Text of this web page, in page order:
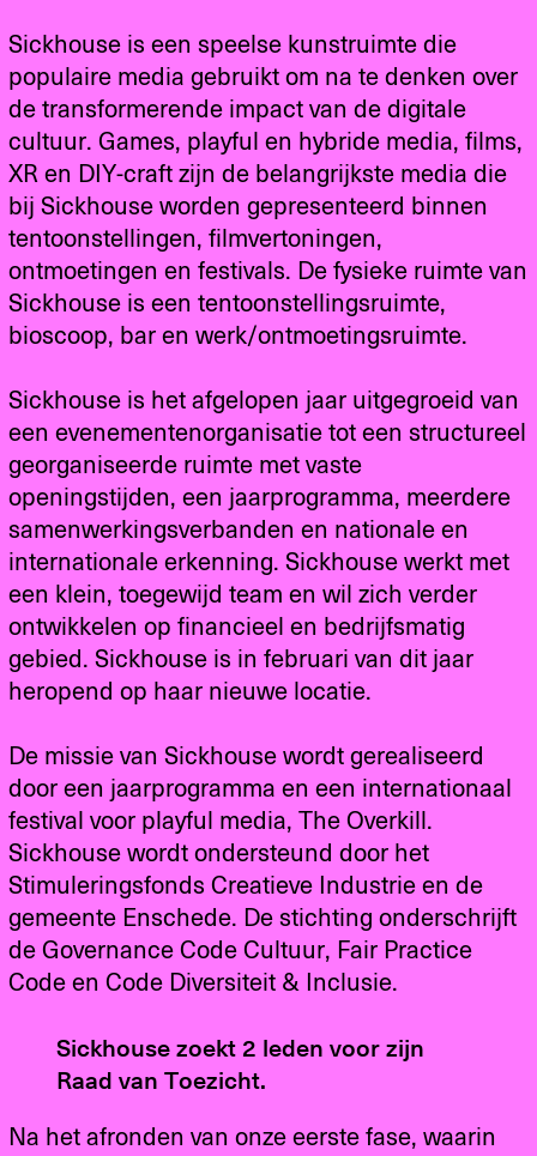
Sickhouse is een speelse kunstruimte die
populaire media gebruikt om na te denken over
de transformerende impact van de digitale
cultuur. Games, playful en hybride media, films,
XR en DIY-craft zijn de belangrijkste media die
bij Sickhouse worden gepresenteerd binnen
tentoonstellingen, filmvertoningen,
ontmoetingen en festivals. De fysieke ruimte van
Sickhouse is een tentoonstellingsruimte,
bioscoop, bar en werk/ontmoetingsruimte.
Sickhouse is het afgelopen jaar uitgegroeid van
een evenementenorganisatie tot een structureel
georganiseerde ruimte met vaste
openingstijden, een jaarprogramma, meerdere
samenwerkingsverbanden en nationale en
internationale erkenning. Sickhouse werkt met
een klein, toegewijd team en wil zich verder
ontwikkelen op financieel en bedrijfsmatig
gebied. Sickhouse is in februari van dit jaar
heropend op haar nieuwe locatie.
De missie van Sickhouse wordt gerealiseerd
door een jaarprogramma en een internationaal
festival voor playful media, The Overkill.
Sickhouse wordt ondersteund door het
Stimuleringsfonds Creatieve Industrie en de
gemeente Enschede. De stichting onderschrijft
de Governance Code Cultuur, Fair Practice
Code en Code Diversiteit & Inclusie.
Sickhouse zoekt 2 leden voor zijn
Raad van Toezicht.
Na het afronden van onze eerste fase, waarin